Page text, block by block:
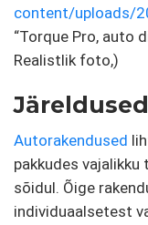
content/uploads/
“Torque Pro, auto
Realistlik foto,)
Autorakendused
pakkudes vajalikku
sõidul. Õige
individuaalsetest